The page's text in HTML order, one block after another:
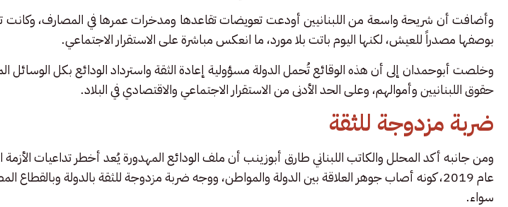
وأضافت أن شريحة واسعة من اللبنانيين أودعت تعويضات تقاعدها ومدخرات عمرها في المصارف، وكانت
بوصفها مصدراً للعيش، لكنها اليوم باتت بلا مورد، ما انعكس مباشرة على الاستقرار الاجتماعي.
وخلصت أبوحمدان إلى أن هذه الوقائع تُحمل الدولة مسؤولية إعادة الثقة واسترداد الودائع بكل الوسائل
حقوق اللبنانيين وأموالهم، وعلى الحد الأدنى من الاستقرار الاجتماعي والاقتصادي في البلاد.
ضربة مزدوجة للثقة
ومن جانبه أكد المحلل والكاتب اللبناني طارق أبوزينب أن ملف الودائع المهدورة يُعد أخطر تداعيات الأزمة
عام 2019، كونه أصاب جوهر العلاقة بين الدولة والمواطن، ووجه ضربة مزدوجة للثقة بالدولة وبالقطاع
سواء.